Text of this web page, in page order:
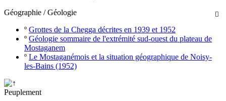

Géographie / Géologie
º Grottes de la Chegga décrites en 1939 et 1952
º Géologie sommaire de l'extrémité sud-ouest du plateau de
Mostaganem
º Le Mostaganémois et la situation géographique de Noisy-
les-Bains (1952)
Peuplement